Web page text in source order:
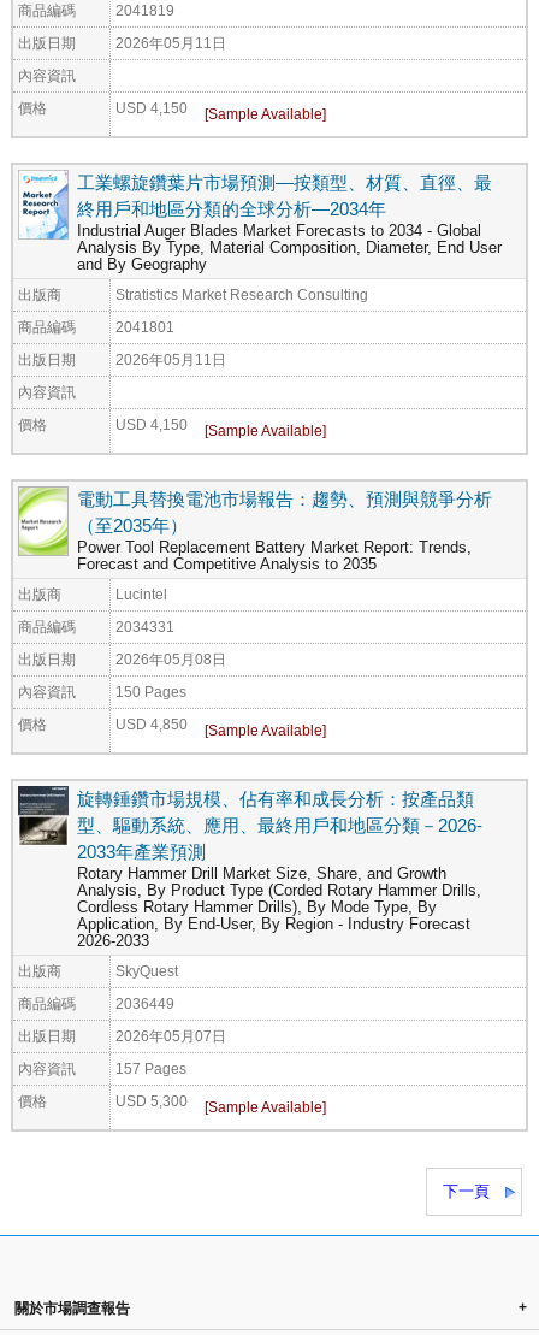
商品編碼 2041819
出版日期 2026年05月11日
內容資訊
價格 USD 4,150
工業螺旋鑽葉片市場預測—按類型、材質、直徑、最
終用戶和地區分類的全球分析—2034年
Industrial Auger Blades Market Forecasts to 2034 - Global
Analysis By Type, Material Composition, Diameter, End User
and By Geography
出版商 Stratistics Market Research Consulting
商品編碼 2041801
出版日期 2026年05月11日
內容資訊
價格 USD 4,150
電動工具替換電池市場報告：趨勢、預測與競爭分析
（至2035年）
Power Tool Replacement Battery Market Report: Trends,
Forecast and Competitive Analysis to 2035
出版商 Lucintel
商品編碼 2034331
出版日期 2026年05月08日
內容資訊 150 Pages
價格 USD 4,850
旋轉錘鑽市場規模、佔有率和成長分析：按產品類
型、驅動系統、應用、最終用戶和地區分類－2026-
2033年產業預測
Rotary Hammer Drill Market Size, Share, and Growth
Analysis, By Product Type (Corded Rotary Hammer Drills,
Cordless Rotary Hammer Drills), By Mode Type, By
Application, By End-User, By Region - Industry Forecast
2026-2033
出版商 SkyQuest
商品編碼 2036449
出版日期 2026年05月07日
內容資訊 157 Pages
價格 USD 5,300
下一頁
關於市場調查報告 +